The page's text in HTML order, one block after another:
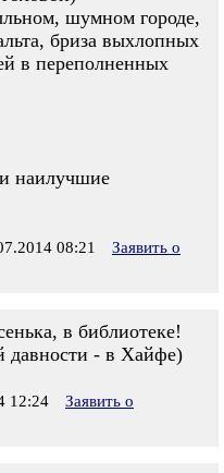
шумном городе,
бриза выхлопных
в переполненных
наилучшие
08:21
Заявить о
в библиотеке!
давности - в Хайфе)
12:24
Заявить о